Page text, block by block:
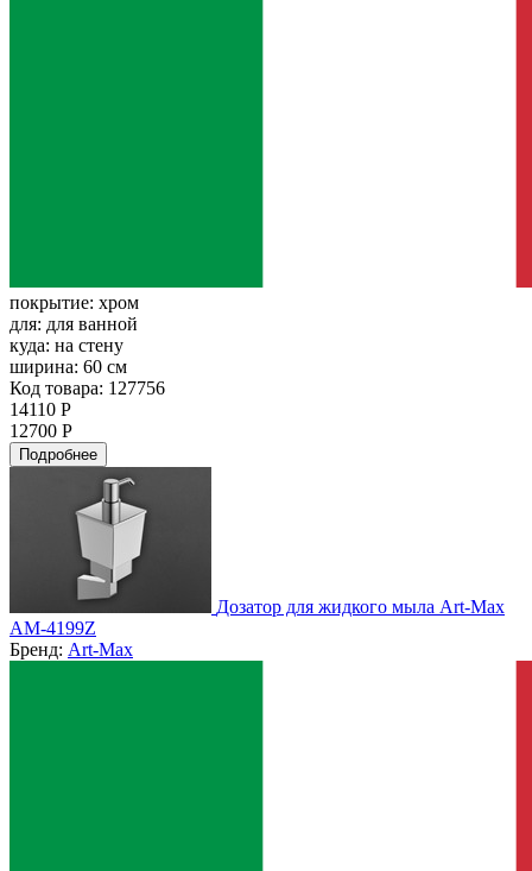
покрытие: хром
для: для ванной
куда: на стену
ширина: 60 см
Код товара: 127756
14110 Р
12700 Р
Подробнее
Дозатор для жидкого мыла Art-Max
AM-4199Z
Бренд: Art-Max